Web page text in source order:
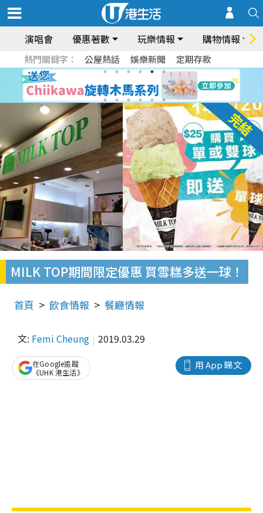
演唱會 優惠著數 玩樂情報 購物情報
熱門關鍵字： 公屋熱話 娛樂新聞 定期存款
MILK TOP期間限定優惠 買雪糕多送一球！
首頁 飲食情報 餐廳情報
文: Femi Cheung 2019.03.29
用 App 睇文
在Google追蹤
《UHK 港生活》